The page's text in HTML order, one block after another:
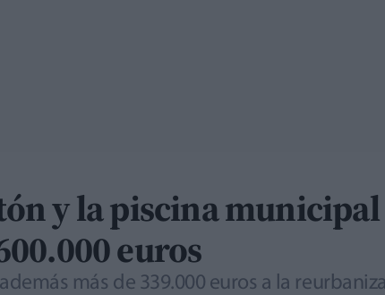
y la piscina
euros
más de 339.000 euros a la